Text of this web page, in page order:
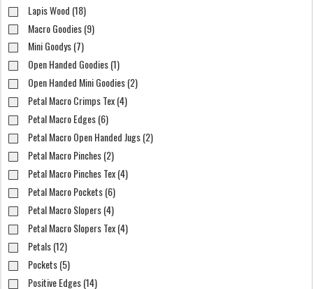
Lapis Wood (18)
Macro Goodies (9)
Mini Goodys (7)
Open Handed Goodies (1)
Open Handed Mini Goodies (2)
Petal Macro Crimps Tex (4)
Petal Macro Edges (6)
Petal Macro Open Handed Jugs (2)
Petal Macro Pinches (2)
Petal Macro Pinches Tex (4)
Petal Macro Pockets (6)
Petal Macro Slopers (4)
Petal Macro Slopers Tex (4)
Petals (12)
Pockets (5)
Positive Edges (14)